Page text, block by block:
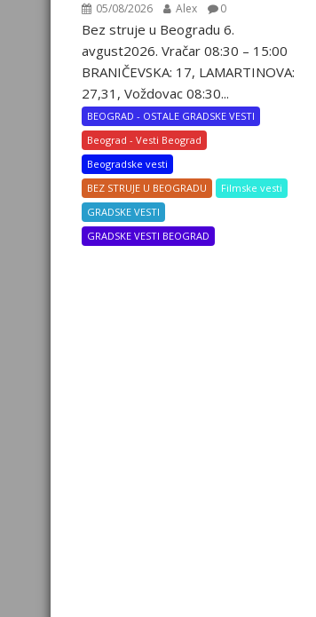
05/08/2026 Alex 0
Bez struje u Beogradu 6.
avgust2026. Vračar 08:30 – 15:00
BRANIČEVSKA: 17, LAMARTINOVA:
27,31, Voždovac 08:30...
BEOGRAD - OSTALE GRADSKE VESTI
Beograd - Vesti Beograd
Beogradske vesti
BEZ STRUJE U BEOGRADU
Filmske vesti
GRADSKE VESTI
GRADSKE VESTI BEOGRAD